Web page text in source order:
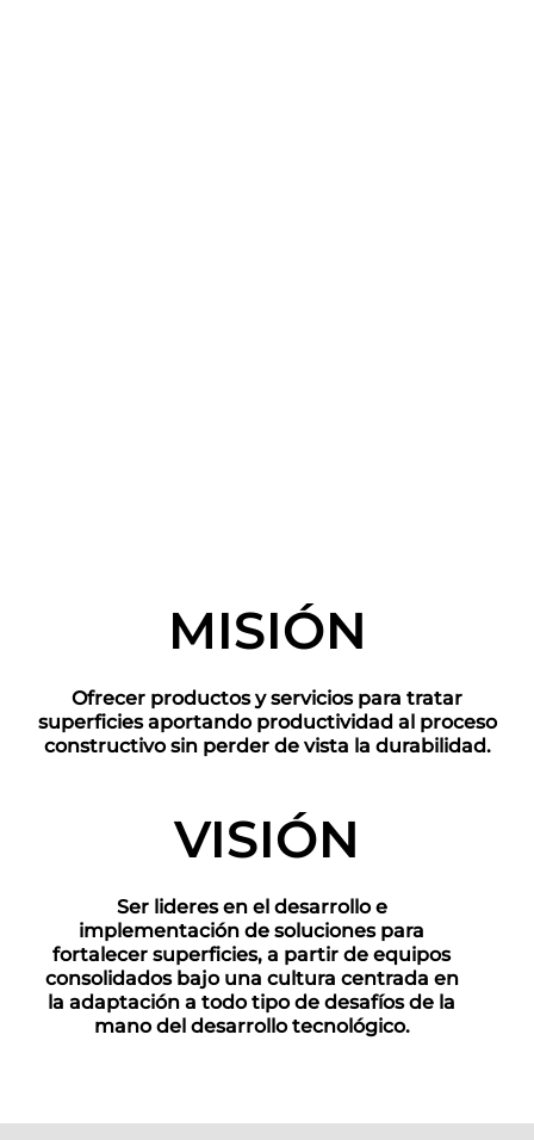
MISIÓN
Ofrecer productos y servicios para tratar
superficies aportando productividad al proceso
constructivo sin perder de vista la durabilidad.
VISIÓN
Ser lideres en el desarrollo e
implementación de soluciones para
fortalecer superficies, a partir de equipos
consolidados bajo una cultura centrada en
la adaptación a todo tipo de desafíos de la
mano del desarrollo tecnológico.